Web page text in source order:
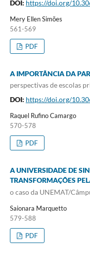
DOI: https://doi.org/
Mery Ellen Simões
561-569
PDF
A IMPORTÂNCIA DA
perspectivas de escolas
DOI: https://doi.org/
Raquel Rufino Camargo
570-578
PDF
A UNIVERSIDADE DE
TRANSFORMAÇÕES
o caso da UNEMAT/
Saionara Marquetto
579-588
PDF